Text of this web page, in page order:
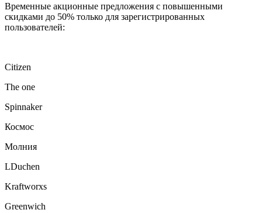
Временные акционные предложения с повышенными
скидками до 50% только для зарегистрированных
пользователей:
Citizen
The one
Spinnaker
Космос
Молния
LDuchen
Kraftworxs
Greenwich